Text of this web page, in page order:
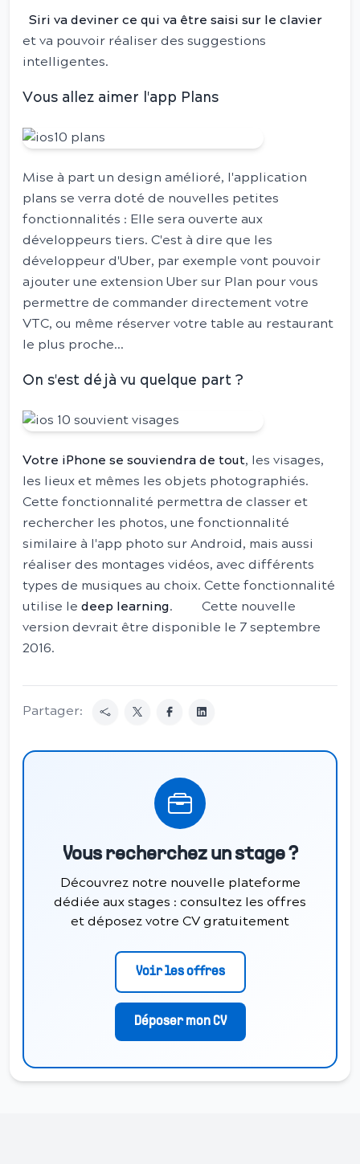
Siri va deviner ce qui va être saisi sur le clavier
et va pouvoir réaliser des suggestions
intelligentes.
Vous allez aimer l'app Plans
Mise à part un design amélioré, l'application
plans se verra doté de nouvelles petites
fonctionnalités : Elle sera ouverte aux
développeurs tiers. C'est à dire que les
développeur d'Uber, par exemple vont pouvoir
ajouter une extension Uber sur Plan pour vous
permettre de commander directement votre
VTC, ou même réserver votre table au restaurant
le plus proche...
On s'est déjà vu quelque part ?
Votre iPhone se souviendra de tout, les visages,
les lieux et mêmes les objets photographiés.
Cette fonctionnalité permettra de classer et
rechercher les photos, une fonctionnalité
similaire à l'app photo sur Android, mais aussi
réaliser des montages vidéos, avec différents
types de musiques au choix. Cette fonctionnalité
utilise le deep learning. Cette nouvelle
version devrait être disponible le 7 septembre
2016.
Partager:
Vous recherchez un stage ?
Découvrez notre nouvelle plateforme
dédiée aux stages : consultez les offres
et déposez votre CV gratuitement
Voir les offres
Déposer mon CV